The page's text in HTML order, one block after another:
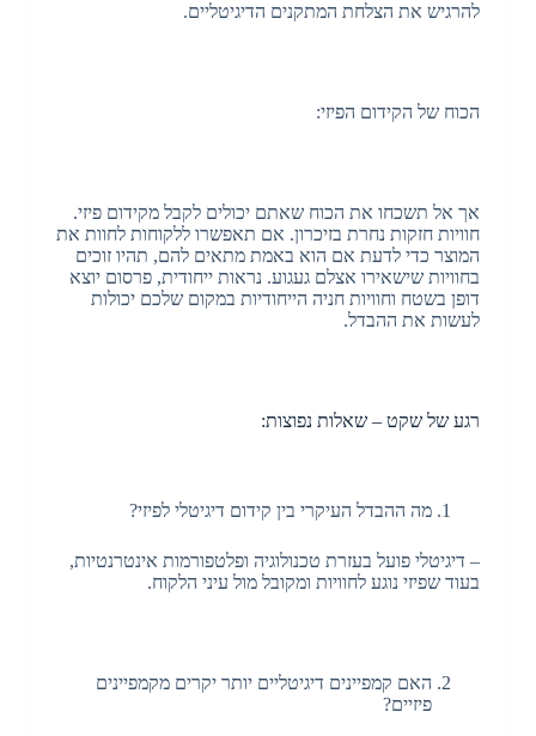
להרגיש את הצלחת המתקנים הדיגיטליים.
הכוח של הקידום הפיזי:
אך אל תשכחו את הכוח שאתם יכולים לקבל מקידום פיזי.
חוויות חזקות נחרת בזיכרון. אם תאפשרו ללקוחות לחוות את
המוצר כדי לדעת אם הוא באמת מתאים להם, תהיו זוכים
בחוויות שישאירו אצלם געגוע. נראות ייחודית, פרסום יוצא
דופן בשטח וחוויות חניה הייחודיות במקום שלכם יכולות
לעשות את ההבדל.
רגע של שקט – שאלות נפוצות:
מה ההבדל העיקרי בין קידום דיגיטלי לפיזי?
– דיגיטלי פועל בעזרת טכנולוגיה ופלטפורמות אינטרנטיות,
בעוד שפיזי נוגע לחוויות ומקובל מול עיני הלקוח.
האם קמפיינים דיגיטליים יותר יקרים מקמפיינים
פיזיים?